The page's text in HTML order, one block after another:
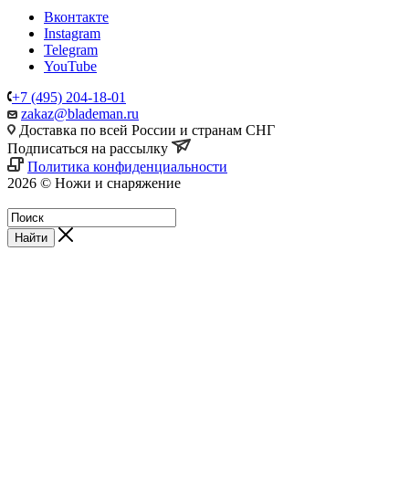
Вконтакте
Instagram
Telegram
YouTube
+7 (495) 204-18-01
zakaz@blademan.ru
Доставка по всей России и странам СНГ
Подписаться на рассылку
Политика конфиденциальности
2026 © Ножи и снаряжение
Найти